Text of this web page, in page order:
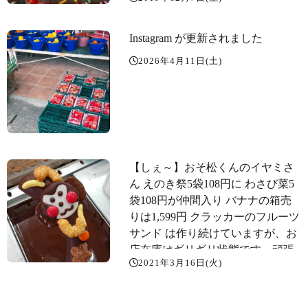
Instagram が更新されました
2026年4月11日(土)
【しぇ～】おそ松くんのイヤミさ
ん えのき祭5袋108円️に わさび菜5
袋108円️が仲間入り バナナの箱売
りは1,599円 クラッカーのフルーツ
サンド は作り続けていますが、お
店在庫はギリギリ状態です。頑張
って作っていますよ～️
2021年3月16日(火)